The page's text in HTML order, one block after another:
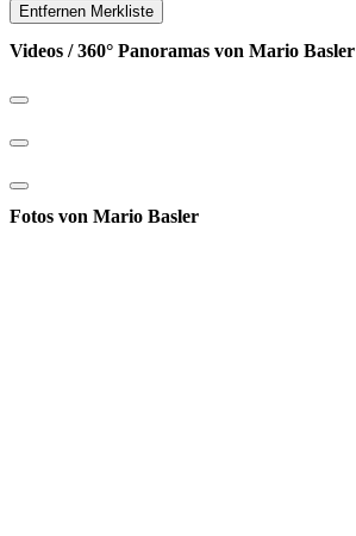
Entfernen Merkliste
Videos / 360° Panoramas von Mario Basler
Fotos von Mario Basler